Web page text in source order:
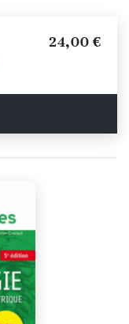
24,00 €